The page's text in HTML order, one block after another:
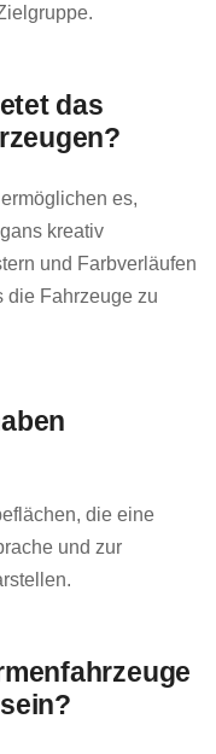
das
es,
kreativ
und Farbverläufen
die Fahrzeuge zu
die eine
und zur